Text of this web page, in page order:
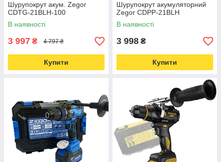
Шурупокрут акум. Zegor
CDTG-21BLH-100
В наявності
3 997 ₴ 4 797 ₴
Купити
Шурупокрут акумуляторний
Zegor CDPP-21BLH
В наявності
3 998 ₴
Купити